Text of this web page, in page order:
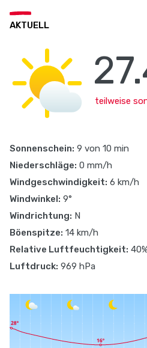
AKTUELL
teilweise
Sonnenschein: 9 von 10 min
Niederschläge: 0 mm/h
Windgeschwindigkeit: 6 km/h
Windwinkel: 9°
Windrichtung: N
Böenspitze: 14 km/h
Relative Luftfeuchtigkeit:
Luftdruck: 969 hPa